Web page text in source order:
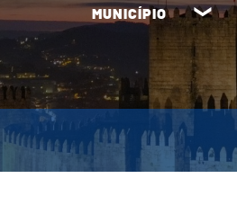
MUNICÍPIO